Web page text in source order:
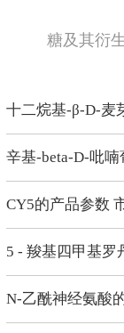
糖及其衍
十二烷基-β-D-麦
辛基-beta-D-吡
CY5的产品参数
5 - 羧基四甲基罗
N-乙酰神经氨酸